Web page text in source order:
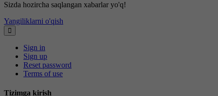
Sizda hozircha saqlangan xabarlar yo'q!
Yangiliklarni o'qish
Sign in
Sign up
Reset password
Terms of use
Tizimga kirish